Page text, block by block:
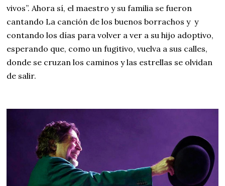
vivos”. Ahora sí, el maestro y su familia se fueron
cantando La canción de los buenos borrachos y y
contando los días para volver a ver a su hijo adoptivo,
esperando que, como un fugitivo, vuelva a sus calles,
donde se cruzan los caminos y las estrellas se olvidan
de salir.